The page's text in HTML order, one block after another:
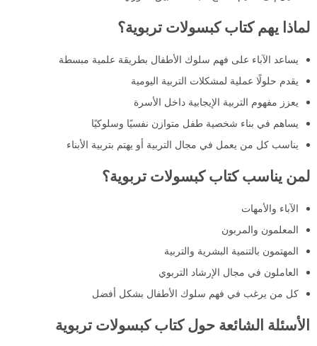
لماذا يهم كتاب كبسولات تربوية؟
يساعد الآباء على فهم سلوك الأطفال بطريقة علمية مبسطة
يقدم حلولًا عملية لمشكلات التربية اليومية
يعزز مفهوم التربية الإيجابية داخل الأسرة
يساهم في بناء شخصية طفل متوازن نفسيًا وسلوكيًا
يناسب كل من يعمل في مجال التربية أو يهتم بتربية الأبناء
لمن يناسب كتاب كبسولات تربوية؟
الآباء والأمهات
المعلمون والمربون
المهتمون بالتنمية البشرية والتربية
العاملون في مجال الإرشاد التربوي
كل من يرغب في فهم سلوك الأطفال بشكل أفضل
الأسئلة الشائعة حول كتاب كبسولات تربوية